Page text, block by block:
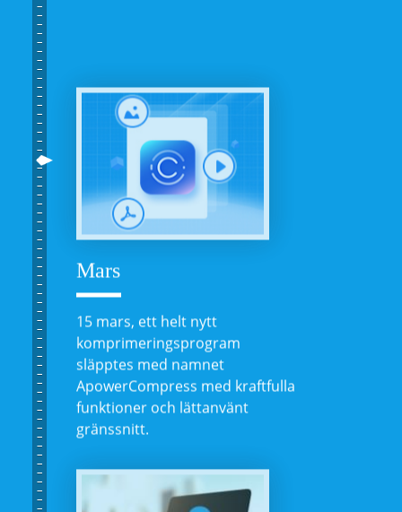
Mars
15 mars, ett helt nytt
komprimeringsprogram
släpptes med namnet
ApowerCompress med kraftfulla
funktioner och lättanvänt
gränssnitt.